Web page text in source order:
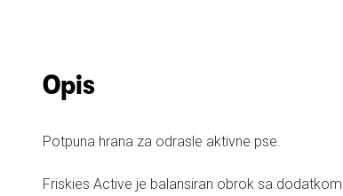
Opis
Potpuna hrana za odrasle aktivne pse.
Friskies Active je balansiran obrok sa